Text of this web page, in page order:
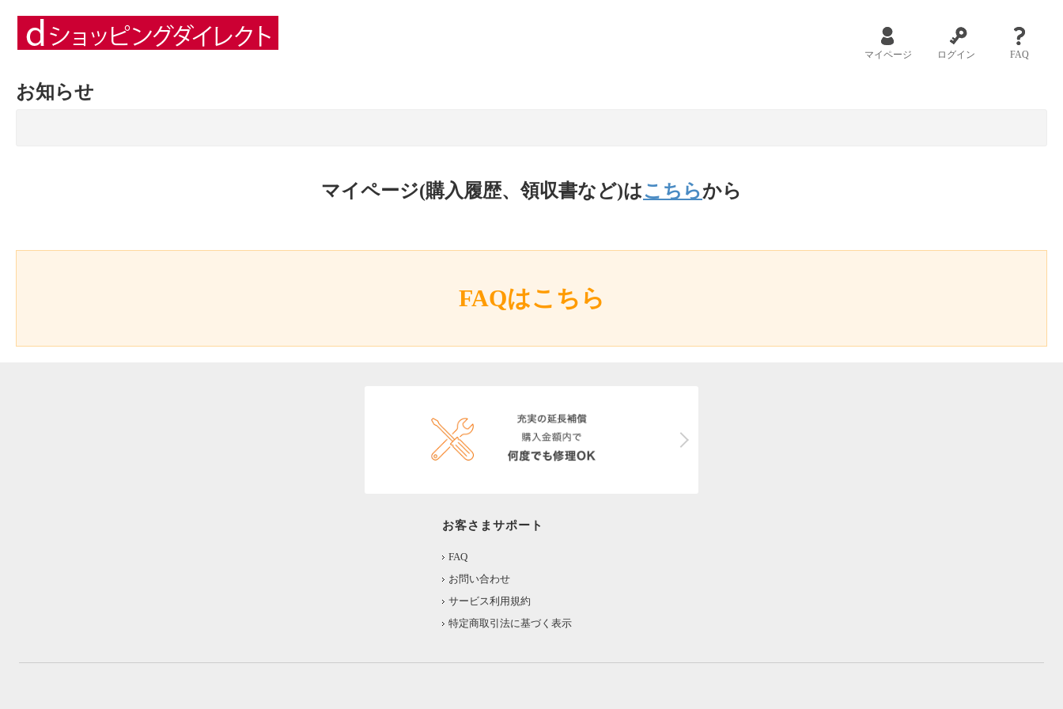
マイページ ログイン FAQ
お知らせ
マイページ(購入履歴、領収書など)はこちらから
FAQはこちら
お客さまサポート
FAQ
お問い合わせ
サービス利用規約
特定商取引法に基づく表示